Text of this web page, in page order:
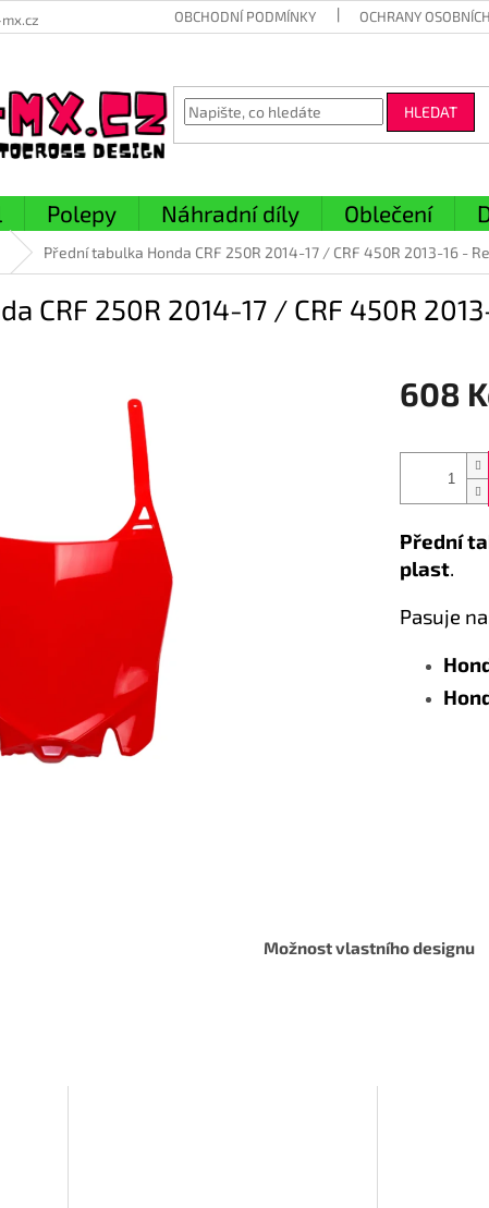
OBCHODNÍ PODMÍNKY OCHRANY
HLEDAT
Polepy Náhradní díly Oblečení
Přední tabulka Honda CRF 250R 2014-17 / CRF 450R 2013-16 -
CRF 250R 2014-17 / CRF 450R
608
cena:
Přední
plast.
Pasuje
Možnost vlastního designu